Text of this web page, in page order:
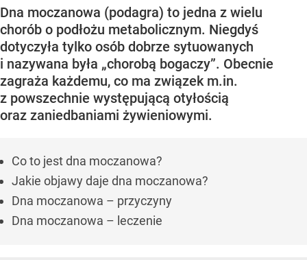
Dna moczanowa (podagra) to jedna z wielu
chorób o podłożu metabolicznym. Niegdyś
dotyczyła tylko osób dobrze sytuowanych
i nazywana była „chorobą bogaczy”. Obecnie
zagraża każdemu, co ma związek m.in.
z powszechnie występującą otyłością
oraz zaniedbaniami żywieniowymi.
Co to jest dna moczanowa?
Jakie objawy daje dna moczanowa?
Dna moczanowa – przyczyny
Dna moczanowa – leczenie